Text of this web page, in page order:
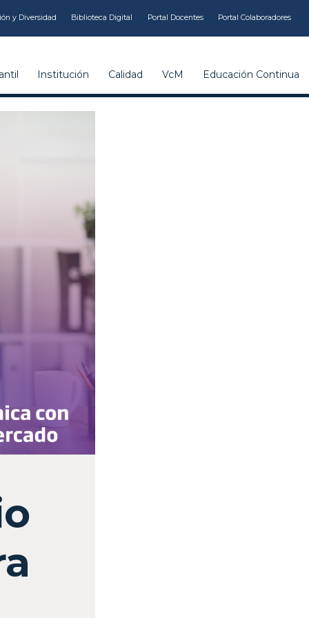
y Diversidad Biblioteca Digital Portal Docentes Portal Colaboradores
Institución Calidad VcM Educación Continua